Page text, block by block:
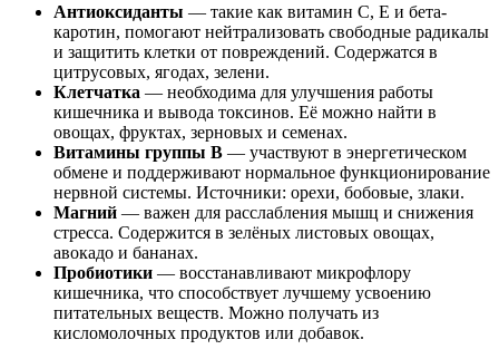
Антиоксиданты — такие как витамин C, E и бета-
каротин, помогают нейтрализовать свободные радикалы
и защитить клетки от повреждений. Содержатся в
цитрусовых, ягодах, зелени.
Клетчатка — необходима для улучшения работы
кишечника и вывода токсинов. Её можно найти в
овощах, фруктах, зерновых и семенах.
Витамины группы B — участвуют в энергетическом
обмене и поддерживают нормальное функционирование
нервной системы. Источники: орехи, бобовые, злаки.
Магний — важен для расслабления мышц и снижения
стресса. Содержится в зелёных листовых овощах,
авокадо и бананах.
Пробиотики — восстанавливают микрофлору
кишечника, что способствует лучшему усвоению
питательных веществ. Можно получать из
кисломолочных продуктов или добавок.